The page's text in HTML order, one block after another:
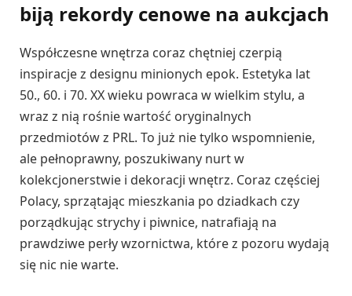
biją rekordy cenowe na aukcjach
Współczesne wnętrza coraz chętniej czerpią
inspiracje z designu minionych epok. Estetyka lat
50., 60. i 70. XX wieku powraca w wielkim stylu, a
wraz z nią rośnie wartość oryginalnych
przedmiotów z PRL. To już nie tylko wspomnienie,
ale pełnoprawny, poszukiwany nurt w
kolekcjonerstwie i dekoracji wnętrz. Coraz częściej
Polacy, sprzątając mieszkania po dziadkach czy
porządkując strychy i piwnice, natrafiają na
prawdziwe perły wzornictwa, które z pozoru wydają
się nic nie warte.